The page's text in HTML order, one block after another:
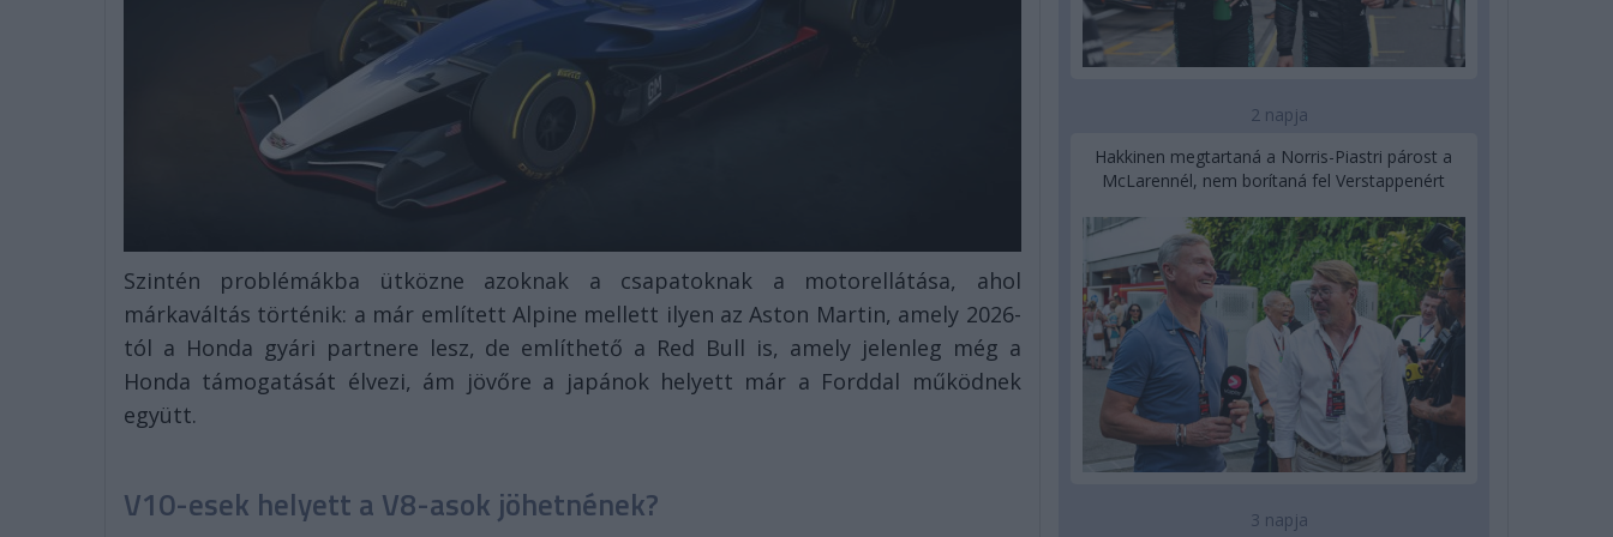
Szintén problémákba ütközne azoknak a csapatoknak a motorellátása, ahol
márkaváltás történik: a már említett Alpine mellett ilyen az Aston Martin, amely 2026-
tól a Honda gyári partnere lesz, de említhető a Red Bull is, amely jelenleg még a
Honda támogatását élvezi, ám jövőre a japánok helyett már a Forddal működnek
együtt.
V10-esek helyett a V8-asok jöhetnének?
2 napja
Hakkinen megtartaná a Norris-Piastri párost a
McLarennél, nem borítaná fel Verstappenért
3 napja